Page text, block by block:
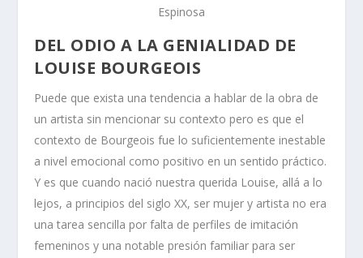
Espinosa
DEL ODIO A LA GENIALIDAD DE
LOUISE BOURGEOIS
Puede que exista una tendencia a hablar de la obra de
un artista sin mencionar su contexto pero es que el
contexto de Bourgeois fue lo suficientemente inestable
a nivel emocional como positivo en un sentido práctico.
Y es que cuando nació nuestra querida Louise, allá a lo
lejos, a principios del siglo XX, ser mujer y artista no era
una tarea sencilla por falta de perfiles de imitación
femeninos y una notable presión familiar para ser